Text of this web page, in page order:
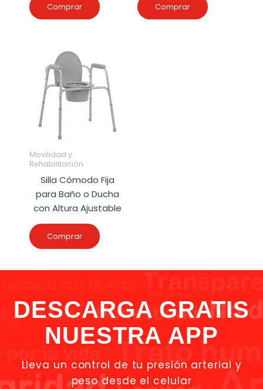
Comprar Comprar
Movilidad y
Rehabilitación
Silla Cómodo Fija
para Baño o Ducha
con Altura Ajustable
Comprar
DESCARGA GRATIS
NUESTRA APP
Lleva un control de tu presión arterial y
peso desde el celular